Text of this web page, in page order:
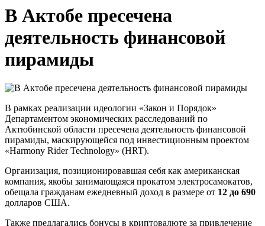
В Актобе пресечена
деятельность финансовой
пирамиды
В рамках реализации идеологии «Закон и Порядок»
Департаментом экономических расследований по
Актюбинской области пресечена деятельность финансовой
пирамиды, маскирующейся под инвестиционным проектом
«Harmony Rider Technology» (HRT).
Организация, позиционировавшая себя как американская
компания, якобы занимающаяся прокатом электросамокатов,
обещала гражданам ежедневный доход в размере от 12 до 690
долларов США.
Также предлагались бонусы в криптовалюте за привлечение